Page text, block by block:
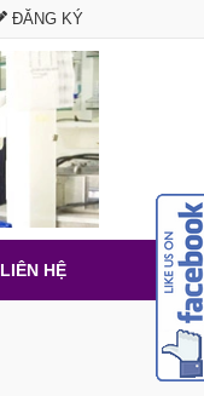
ĐĂNG KÝ
LIÊN HỆ